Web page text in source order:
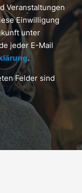
Veranstaltungen
Einwilligung
unter
jeder E-Mail
.
Felder sind